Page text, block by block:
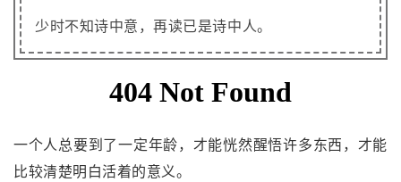
少时不知诗中意，再读已是诗中人。
一个人总要到了一定年龄，才能恍然醒悟许多东西，才能
比较清楚明白活着的意义。